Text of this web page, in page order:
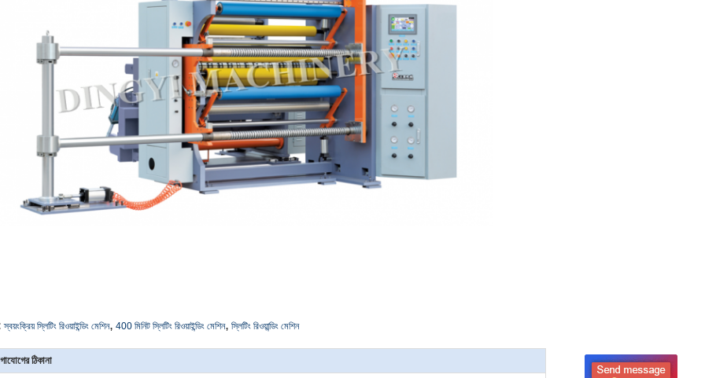
স্বয়ংক্রিয় স্লিটিং রিওয়াইন্ডিং মেশিন, 400 মিনিট স্লিটিং রিওয়াইন্ডিং মেশিন, স্লিটিং রিওয়ান্ডিং মেশিন
ঠিকানা